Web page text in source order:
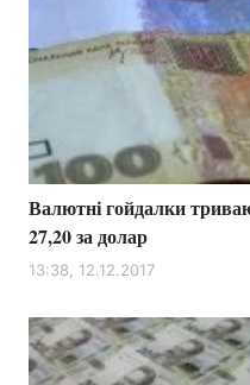
Валютні гойдалки
27,20 за долар
13:38, 12.12.2017